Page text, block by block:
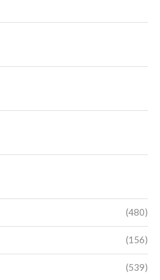
(480)
(156)
(539)